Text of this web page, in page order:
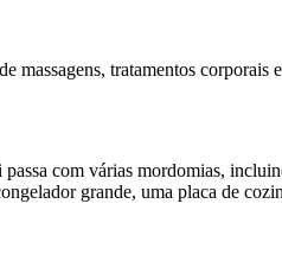
massagens, tratamentos
com várias mordomias,
grande, uma placa de